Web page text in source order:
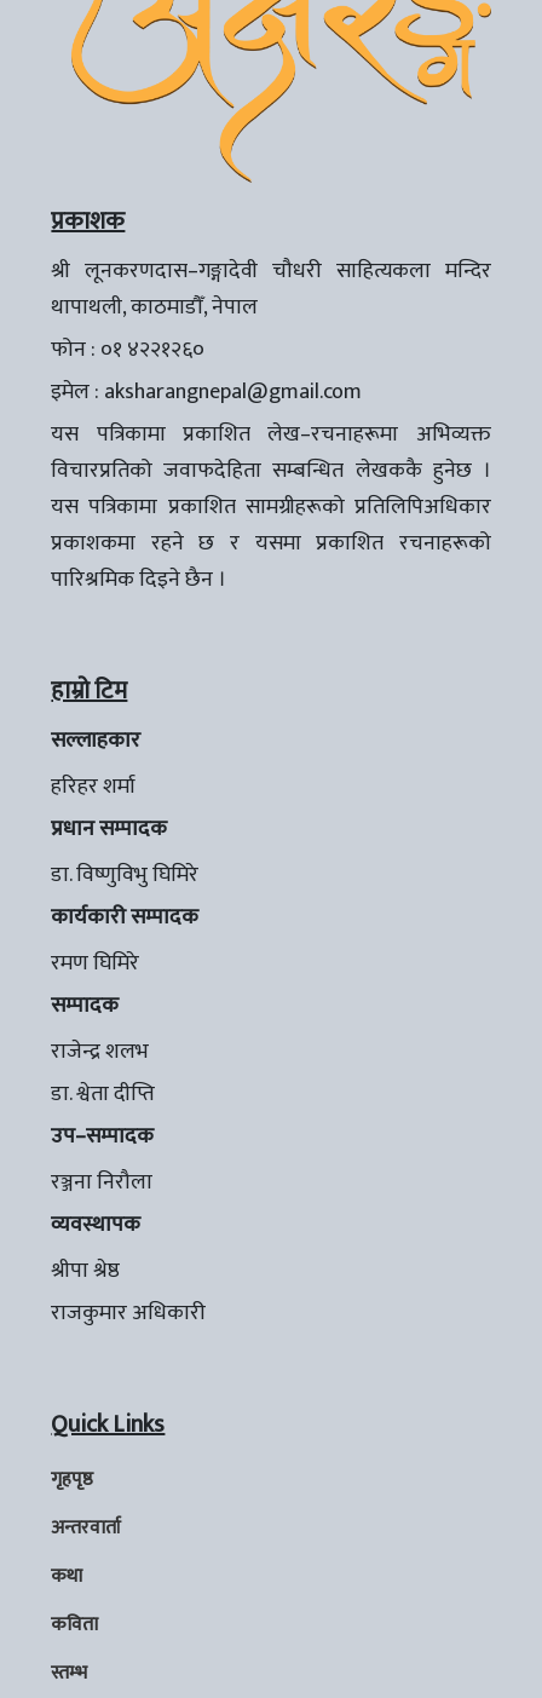
प्रकाशक
श्री लूनकरणदास–गङ्गादेवी चौधरी साहित्यकला मन्दिर
थापाथली, काठमाडौँ, नेपाल
फोन : ०१ ४२२१२६०
इमेल : aksharangnepal@gmail.com
यस पत्रिकामा प्रकाशित लेख–रचनाहरूमा अभिव्यक्त
विचारप्रतिको जवाफदेहिता सम्बन्धित लेखककै हुनेछ ।
यस पत्रिकामा प्रकाशित सामग्रीहरूको प्रतिलिपिअधिकार
प्रकाशकमा रहने छ र यसमा प्रकाशित रचनाहरूको
पारिश्रमिक दिइने छैन ।
हाम्रो टिम
सल्लाहकार
हरिहर शर्मा
प्रधान सम्पादक
डा. विष्णुविभु घिमिरे
कार्यकारी सम्पादक
रमण घिमिरे
सम्पादक
राजेन्द्र शलभ
डा. श्वेता दीप्ति
उप–सम्पादक
रञ्जना निरौला
व्यवस्थापक
श्रीपा श्रेष्ठ
राजकुमार अधिकारी
Quick Links
गृहपृष्ठ
अन्तरवार्ता
कथा
कविता
स्तम्भ